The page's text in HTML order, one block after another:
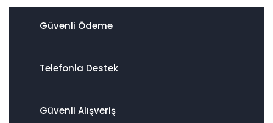
Güvenli Ödeme
Telefonla Destek
Güvenli Alışveriş